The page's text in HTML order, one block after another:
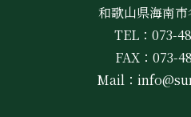
和歌山県海南
TEL：073-
FAX：073-
Mail：